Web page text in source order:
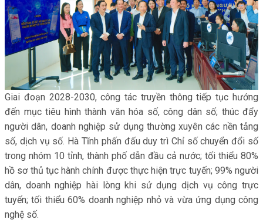
Giai đoạn 2028-2030, công tác truyền thông tiếp tục hướng
đến mục tiêu hình thành văn hóa số, công dân số; thúc đẩy
người dân, doanh nghiệp sử dụng thường xuyên các nền tảng
số, dịch vụ số. Hà Tĩnh phấn đấu duy trì Chỉ số chuyển đổi số
trong nhóm 10 tỉnh, thành phố dẫn đầu cả nước; tối thiểu 80%
hồ sơ thủ tục hành chính được thực hiện trực tuyến; 99% người
dân, doanh nghiệp hài lòng khi sử dụng dịch vụ công trực
tuyến; tối thiểu 60% doanh nghiệp nhỏ và vừa ứng dụng công
nghệ số.